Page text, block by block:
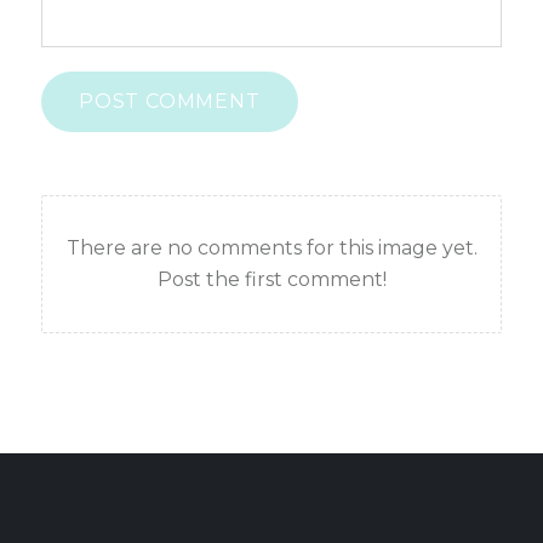
POST COMMENT
There are no comments for this image yet.
Post the first comment!